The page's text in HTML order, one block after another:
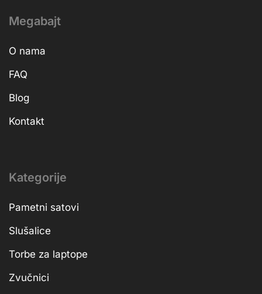
Megabajt
O nama
FAQ
Blog
Kontakt
Kategorije
Pametni satovi
Slušalice
Torbe za laptope
Zvučnici